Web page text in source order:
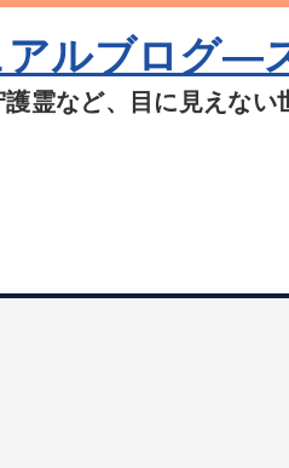
ルブログ―
霊など、目に見えな